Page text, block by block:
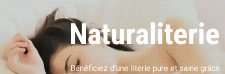
Naturaliterie
Bénéficiez d’une literie pure et saine grâce